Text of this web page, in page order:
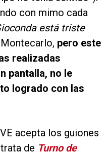
con mimo cada
está triste
pero este
realizadas
pantalla, no le
logrado con las
acepta los guiones
de Turno de